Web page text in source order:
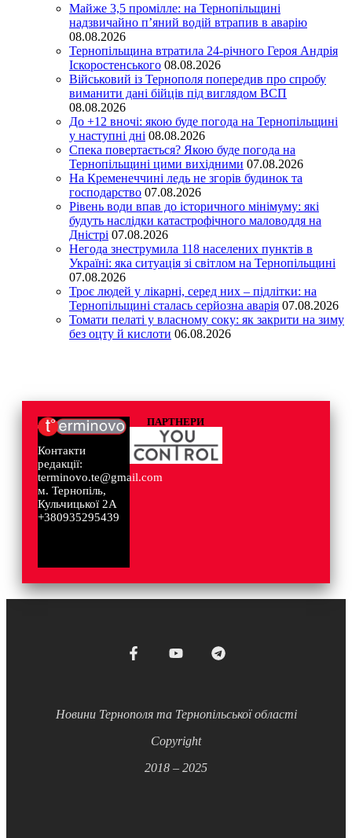
Майже 3,5 промілле: на Тернопільщині
надзвичайно п’яний водій втрапив в аварію
08.08.2026
Тернопільщина втратила 24-річного Героя Андрія
Іскоростенського 08.08.2026
Військовий із Тернополя попередив про спробу
виманити дані бійців під виглядом ВСП
08.08.2026
До +12 вночі: якою буде погода на Тернопільщині
у наступні дні 08.08.2026
Спека повертається? Якою буде погода на
Тернопільщині цими вихідними 07.08.2026
На Кременеччині ледь не згорів будинок та
господарство 07.08.2026
Рівень води впав до історичного мінімуму: які
будуть наслідки катастрофічного маловоддя на
Дністрі 07.08.2026
Негода знеструмила 118 населених пунктів в
Україні: яка ситуація зі світлом на Тернопільщині
07.08.2026
Троє людей у лікарні, серед них – підлітки: на
Тернопільщині сталась серйозна аварія 07.08.2026
Томати пелаті у власному соку: як закрити на зиму
без оцту й кислоти 06.08.2026
Контакти
редакції:
terminovo.te@gmail.com
м. Тернопіль,
Кульчицької 2А
+380935295439
ПАРТНЕРИ
Новини Тернополя та Тернопільської області
Copyright
2018 – 2025